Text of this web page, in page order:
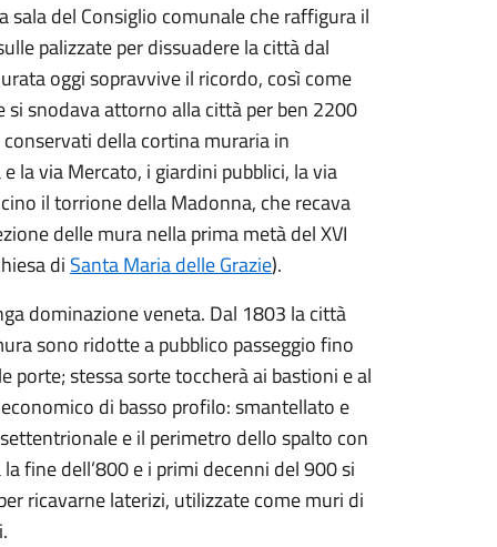
del Consiglio comunale che raffigura il
palizzate per dissuadere la città dal
oggi sopravvive il ricordo, così come
snodava attorno alla città per ben 2200
della cortina muraria in
la via Mercato, i giardini pubblici, la via
il torrione della Madonna, che recava
delle mura nella prima metà del XVI
di Santa Maria delle Grazie).
dominazione veneta. Dal 1803 la città
sono ridotte a pubblico passeggio fino
porte; stessa sorte toccherà ai bastioni e al
di basso profilo: smantellato e
e il perimetro dello spalto con
fine dell’800 e i primi decenni del 900 si
ricavarne laterizi, utilizzate come muri di